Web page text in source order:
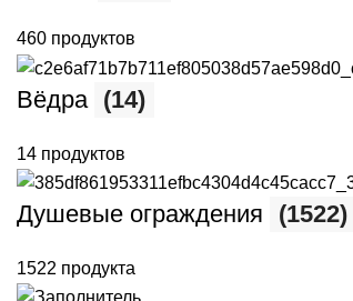
460 продуктов
Вёдра (14)
14 продуктов
Душевые ограждения (1522)
1522 продукта